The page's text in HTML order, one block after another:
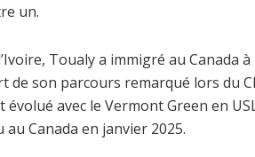
un.
Toualy a immigré au Canada
de son parcours remarqué lors du
avec le Vermont Green en
Canada en janvier 2025.